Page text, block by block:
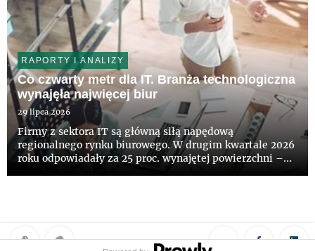
RAPORTY I ANALIZY
Co czwarty metr dla IT. Branża technologiczna
wynajęła najwięcej biur
29 lipca 2026
Firmy z sektora IT są główną siłą napędową
regionalnego rynku biurowego. W drugim kwartale 2026
roku odpowiadały za 25 proc. wynajętej powierzchni –